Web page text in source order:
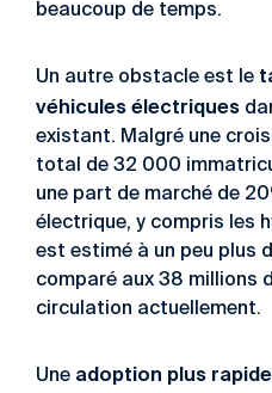
beaucoup de temps.
Un autre obstacle est le
véhicules électriques
existant. Malgré une
total de 32 000
une part de marché de
électrique, y compris les
est estimé à un peu plus
comparé aux 38 millions
circulation actuellement.
Une adoption plus